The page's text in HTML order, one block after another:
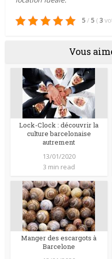
5/ 5 (3
Vous
Lock-Clock : découvrir la
culture barcelonaise
autrement
13/01/2020
3 min read
Manger des escargots à
Barcelone